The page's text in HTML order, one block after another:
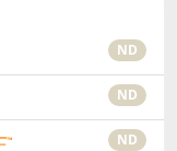
ND
ND
ND